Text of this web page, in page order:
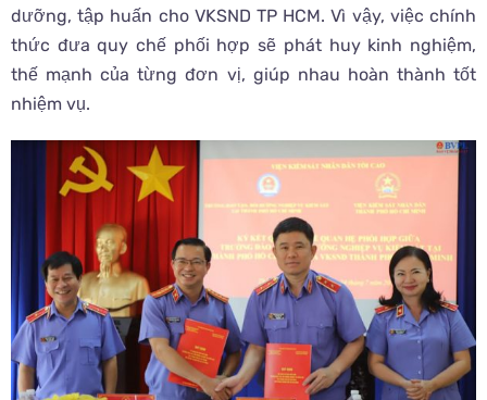
dưỡng, tập huấn cho VKSND TP HCM. Vì vậy, việc chính
thức đưa quy chế phối hợp sẽ phát huy kinh nghiệm,
thế mạnh của từng đơn vị, giúp nhau hoàn thành tốt
nhiệm vụ.